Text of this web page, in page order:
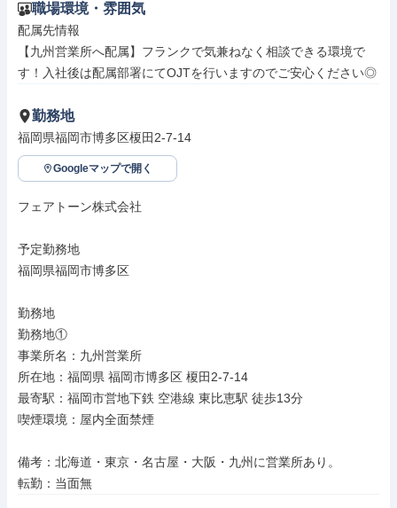
職場環境・雰囲気
配属先情報
【九州営業所へ配属】フランクで気兼ねなく相談できる環境で
す！入社後は配属部署にてOJTを行いますのでご安心ください◎
勤務地
福岡県福岡市博多区榎田2-7-14
Googleマップで開く
フェアトーン株式会社
予定勤務地
福岡県福岡市博多区
勤務地
勤務地①
事業所名：九州営業所
所在地：福岡県 福岡市博多区 榎田2-7-14
最寄駅：福岡市営地下鉄 空港線 東比恵駅 徒歩13分
喫煙環境：屋内全面禁煙
備考：北海道・東京・名古屋・大阪・九州に営業所あり。
転勤：当面無